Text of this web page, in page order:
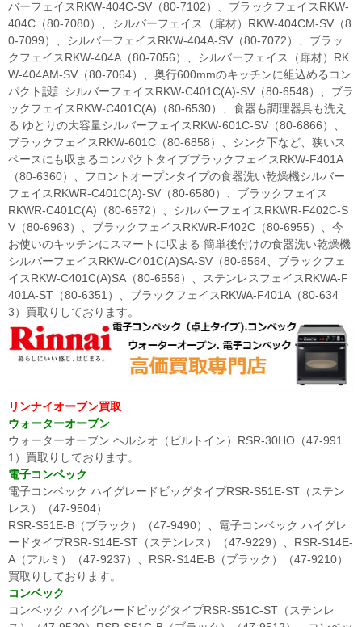
バーフェイスRKW-404C-SV（80-7102）、ブラックフェイスRKW-
404C（80-7080）、シルバーフェイス（扉材）RKW-404CM-SV（8
0-7099）、シルバーフェイスRKW-404A-SV（80-7072）、ブラッ
クフェイスRKW-404A（80-7056）、シルバーフェイス（扉材）RK
W-404AM-SV（80-7064）、奥行600mmのキッチンに組込めるコン
パクト設計シルバーフェイスRKW-C401C(A)-SV（80-6548）、ブラ
ックフェイスRKW-C401C(A)（80-6530）、食器も調理器具も洗え
る ゆとりの大容量シルバーフェイスRKW-601C-SV（80-6866）、
ブラックフェイスRKW-601C（80-6858）、シンク下など、狭いス
ペースにも収まるコンパクトタイプブラックフェイスRKW-F401A
（80-6360）、フロントオープンタイプの食器洗い乾燥機シルバー
フェイスRKWR-C401C(A)-SV（80-6580）、ブラックフェイス
RKWR-C401C(A)（80-6572）、シルバーフェイスRKWR-F402C-S
V（80-6963）、ブラックフェイスRKWR-F402C（80-6955）、今
お使いのキッチンにスマートに収まる 簡単後付けの食器洗い乾燥機
シルバーフェイスRKW-C401C(A)SA-SV（80-6564、ブラックフェ
イスRKW-C401C(A)SA（80-6556）、ステンレスフェイスRKWA-F
401A-ST（80-6351）、ブラックフェイスRKWA-F401A（80-634
3）買取りしております。
リンナイオーブン買取
ウォーターオーブン
ウォーターオーブン ヘルシオ（ビルトイン）RSR-30HO（47-991
1）買取りしております。
電子コンベック
電子コンベック ハイグレードビッグタイプRSR-S51E-ST（ステン
レス）（47-9504）
RSR-S51E-B（ブラック）（47-9490）、電子コンベック ハイグレ
ードタイプRSR-S14E-ST（ステンレス）（47-9229）、RSR-S14E-
A（アルミ）（47-9237）、RSR-S14E-B（ブラック）（47-9210）
買取りしております。
コンベック
コンベック ハイグレードビッグタイプRSR-S51C-ST（ステンレ